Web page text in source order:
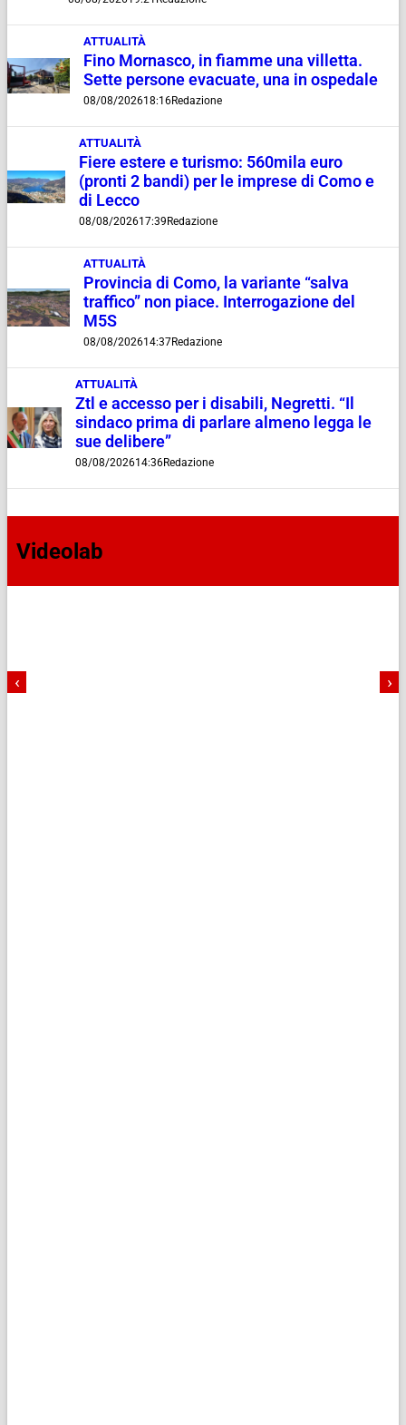
ATTUALITÀ
Fino Mornasco, in fiamme una villetta.
Sette persone evacuate, una in ospedale
08/08/202618:16Redazione
ATTUALITÀ
Fiere estere e turismo: 560mila euro
(pronti 2 bandi) per le imprese di Como e
di Lecco
08/08/202617:39Redazione
ATTUALITÀ
Provincia di Como, la variante “salva
traffico” non piace. Interrogazione del
M5S
08/08/202614:37Redazione
ATTUALITÀ
Ztl e accesso per i disabili, Negretti. “Il
sindaco prima di parlare almeno legga le
sue delibere”
08/08/202614:36Redazione
Videolab
‹ ›